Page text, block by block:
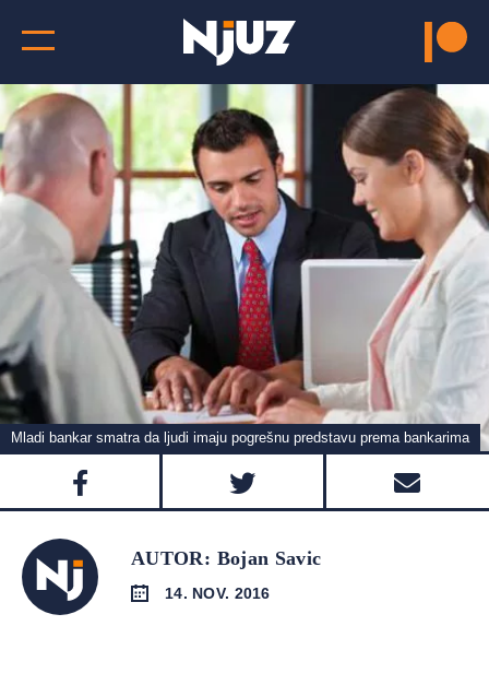
Mladi bankar smatra da ljudi imaju pogrešnu predstavu prema bankarima
AUTOR: Bojan Savic
14. NOV. 2016